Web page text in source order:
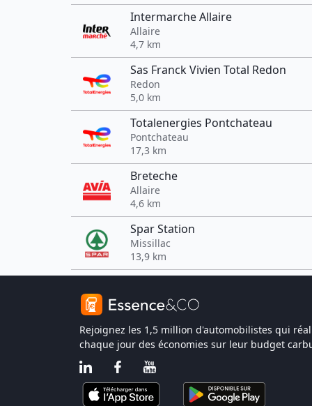
Intermarche Allaire
Allaire
4,7 km
Sas Franck Vivien Total Redon
Redon
5,0 km
Totalenergies Pontchateau
Pontchateau
17,3 km
Breteche
Allaire
4,6 km
Spar Station
Missillac
13,9 km
Rejoignez les 1,5 million d'automobilistes qui
chaque jour des économies sur leur budget